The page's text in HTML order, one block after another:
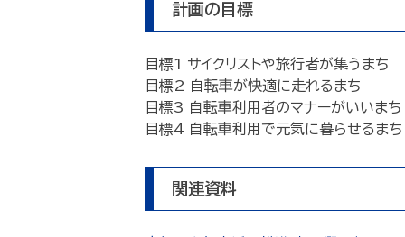
計画の目標
目標1 サイクリストや旅行者が集うまち
目標2 自転車が快適に走れるまち
目標3 自転車利用者のマナーがいいまち
目標4 自転車利用で元気に暮らせるまち
関連資料